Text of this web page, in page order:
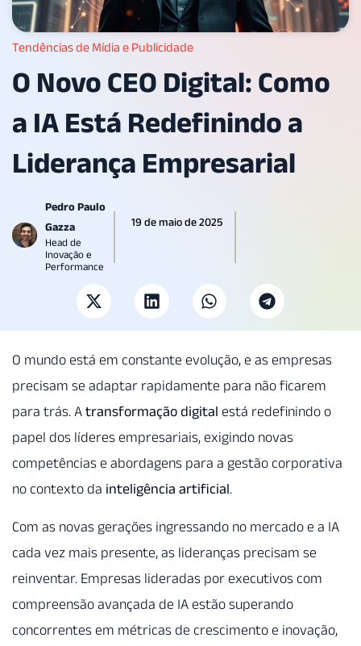
Tendências de Mídia e Publicidade
O Novo CEO Digital: Como
a IA Está Redefinindo a
Liderança Empresarial
Pedro Paulo
Gazza
Head de
Inovação e
Performance
19 de maio de 2025
O mundo está em constante evolução, e as empresas
precisam se adaptar rapidamente para não ficarem
para trás. A transformação digital está redefinindo o
papel dos líderes empresariais, exigindo novas
competências e abordagens para a gestão corporativa
no contexto da inteligência artificial.
Com as novas gerações ingressando no mercado e a IA
cada vez mais presente, as lideranças precisam se
reinventar. Empresas lideradas por executivos com
compreensão avançada de IA estão superando
concorrentes em métricas de crescimento e inovação,